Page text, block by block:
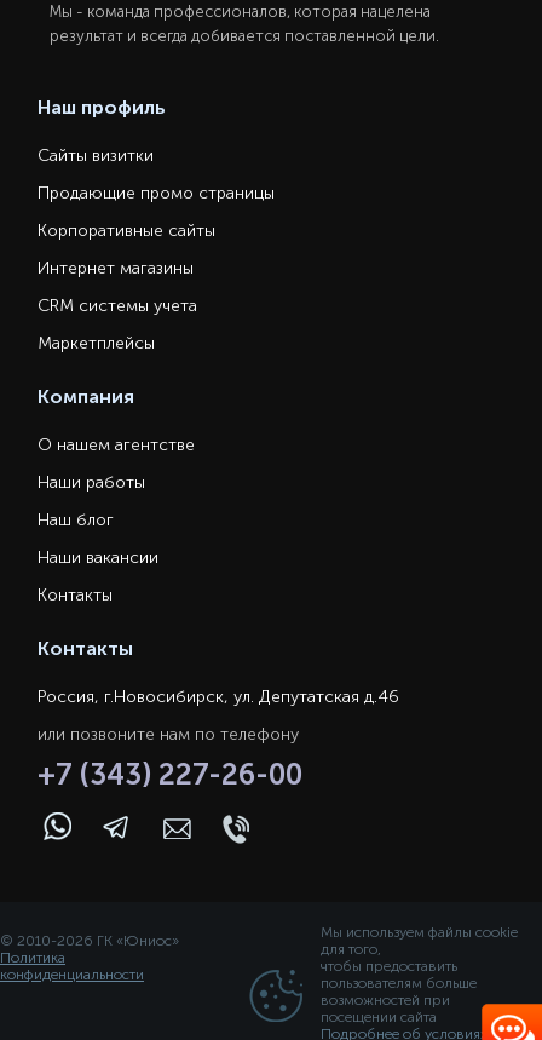
Мы - команда профессионалов, которая нацелена
результат и всегда добивается поставленной цели.
Наш профиль
Сайты визитки
Продающие промо страницы
Корпоративные сайты
Интернет магазины
CRM системы учета
Маркетплейсы
Компания
О нашем агентстве
Наши работы
Наш блог
Наши вакансии
Контакты
Контакты
Россия, г.Новосибирск, ул. Депутатская д.46
или позвоните нам по телефону
+7 (343) 227-26-00
© 2010-2026 ГК «Юниос»
Политика
конфиденциальности
Мы используем файлы cookie
для того,
чтобы предоставить
пользователям больше
возможностей при
посещении сайта
Подробнее об условиях